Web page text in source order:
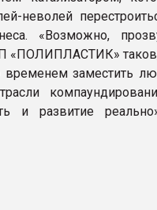
неволей
«Возможно,
«ПОЛИПЛАСТИК»
заместить
и развитие